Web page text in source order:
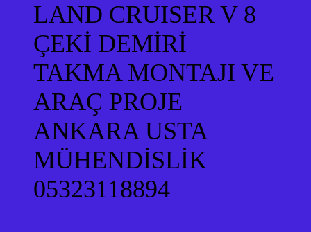
LAND CRUISER V 8
ÇEKİ DEMİRİ
TAKMA MONTAJI VE
ARAÇ PROJE
ANKARA USTA
MÜHENDİSLİK
05323118894